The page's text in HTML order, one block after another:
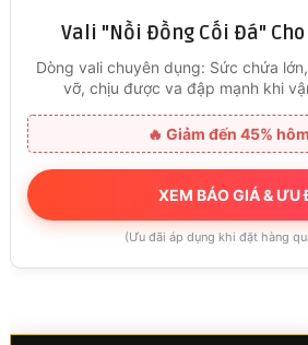
Vali "Nồi Đồng Cối Đá" Cho
Dòng vali chuyên dụng: Sức chứa
vỡ, chịu được va đập mạnh khi
🔥 Giảm đến 45%
XEM BÁO GIÁ & ƯU
(Ưu đãi áp dụng khi đặt hàng